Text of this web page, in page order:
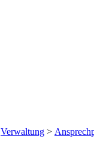
Verwaltung >